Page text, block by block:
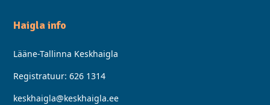
Haigla info
Lääne-Tallinna Keskhaigla
Registratuur:626 1314
keskhaigla@keskhaigla.ee